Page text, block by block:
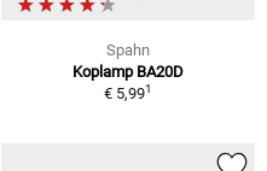
Spahn
Koplamp BA20D
€ 5,991